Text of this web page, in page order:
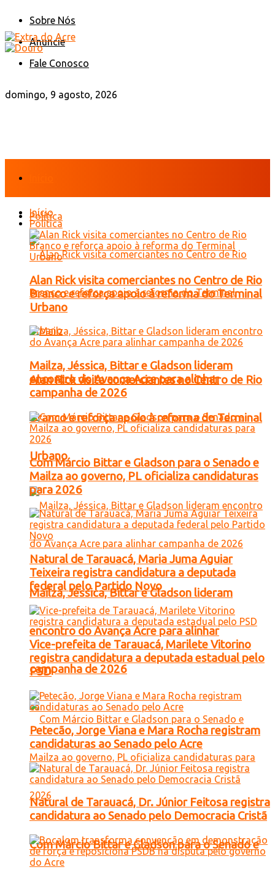
Sobre Nós
Anuncie
Fale Conosco
domingo, 9 agosto, 2026
Política
Alan Rick visita comerciantes no Centro de Rio
Branco e reforça apoio à reforma do Terminal
Urbano
Mailza, Jéssica, Bittar e Gladson lideram
encontro do Avança Acre para alinhar
campanha de 2026
Com Márcio Bittar e Gladson para o Senado e
Início
Política
Alan Rick visita comerciantes no Centro de Rio
Branco e reforça apoio à reforma do Terminal
Urbano
Mailza, Jéssica, Bittar e Gladson lideram
encontro do Avança Acre para alinhar
campanha de 2026
Com Márcio Bittar e Gladson para o Senado e
Mailza ao governo, PL oficializa candidaturas
para 2026
Natural de Tarauacá, Maria Juma Aguiar
Teixeira registra candidatura a deputada
federal pelo Partido Novo
Vice-prefeita de Tarauacá, Marilete Vitorino
registra candidatura a deputada estadual pelo
PSD
Petecão, Jorge Viana e Mara Rocha registram
candidaturas ao Senado pelo Acre
Natural de Tarauacá, Dr. Júnior Feitosa registra
candidatura ao Senado pelo Democracia Cristã